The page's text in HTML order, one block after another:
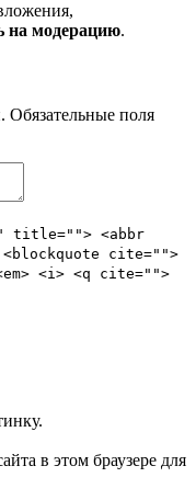
на модерацию.
Обязательные поля
title=""> <abbr
cite="">
<i> <q cite="">
в этом браузере для